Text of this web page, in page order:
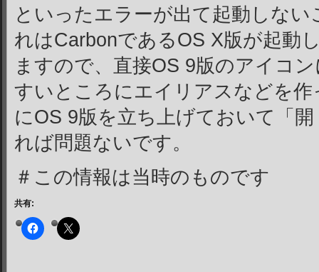
といったエラーが出て起動しな
れはCarbonであるOS X版が起動
ますので、直接OS 9版のアイコ
すいところにエイリアスなどを
にOS 9版を立ち上げておいて「
れば問題ないです。
＃この情報は当時のものです
共有: